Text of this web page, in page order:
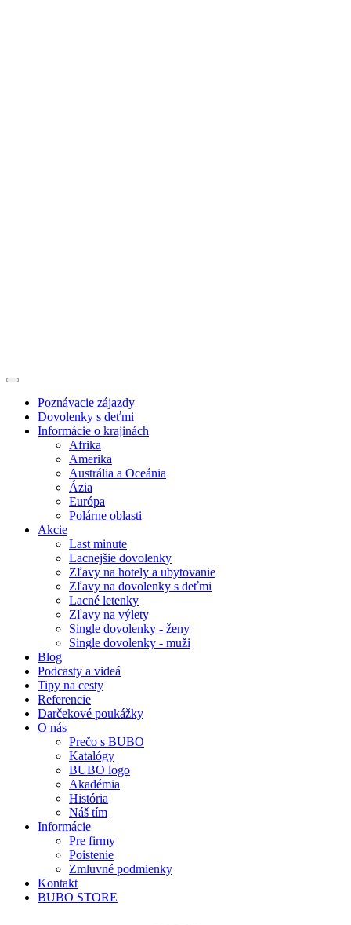
Poznávacie zájazdy
Dovolenky s deťmi
Informácie o krajinách
Afrika
Amerika
Austrália a Oceánia
Ázia
Európa
Polárne oblasti
Akcie
Last minute
Lacnejšie dovolenky
Zľavy na hotely a ubytovanie
Zľavy na dovolenky s deťmi
Lacné letenky
Zľavy na výlety
Single dovolenky - ženy
Single dovolenky - muži
Blog
Podcasty a videá
Tipy na cesty
Referencie
Darčekové poukážky
O nás
Prečo s BUBO
Katalógy
BUBO logo
Akadémia
História
Náš tím
Informácie
Pre firmy
Poistenie
Zmluvné podmienky
Kontakt
BUBO STORE